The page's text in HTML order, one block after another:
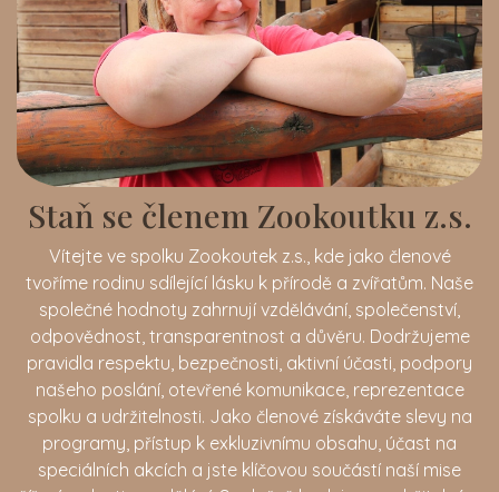
Staň se členem Zookoutku z.s.
Vítejte ve spolku Zookoutek z.s., kde jako členové
tvoříme rodinu sdílející lásku k přírodě a zvířatům. Naše
společné hodnoty zahrnují vzdělávání, společenství,
odpovědnost, transparentnost a důvěru. Dodržujeme
pravidla respektu, bezpečnosti, aktivní účasti, podpory
našeho poslání, otevřené komunikace, reprezentace
spolku a udržitelnosti. Jako členové získáváte slevy na
programy, přístup k exkluzivnímu obsahu, účast na
speciálních akcích a jste klíčovou součástí naší mise